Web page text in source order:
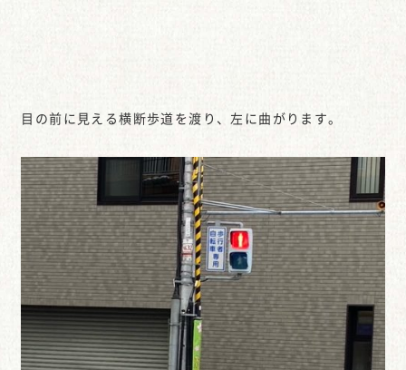
目の前に見える横断歩道を渡り、左に曲がります。